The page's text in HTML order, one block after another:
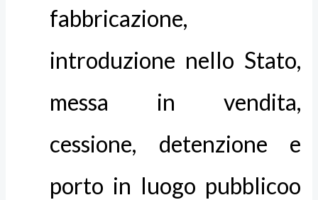
fabbricazione,
introduzione nello Stato,
messa in vendita,
cessione, detenzione e
porto in luogo pubblicoo